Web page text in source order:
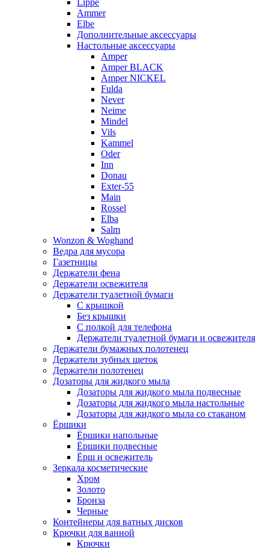
Lippe
Ammer
Elbe
Дополнительные аксессуары
Настольные аксессуары
Amper
Amper BLACK
Amper NICKEL
Fulda
Never
Neime
Mindel
Vils
Kammel
Oder
Inn
Donau
Exter-55
Main
Rossel
Elba
Salm
Wonzon & Woghand
Ведра для мусора
Газетницы
Держатели фена
Держатели освежителя
Держатели туалетной бумаги
С крышкой
Без крышки
С полкой для телефона
Держатели туалетной бумаги и освежителя
Держатели бумажных полотенец
Держатели зубных щеток
Держатели полотенец
Дозаторы для жидкого мыла
Дозаторы для жидкого мыла подвесные
Дозаторы для жидкого мыла настольные
Дозаторы для жидкого мыла со стаканом
Ёршики
Ёршики напольные
Ёршики подвесные
Ёрш и освежитель
Зеркала косметические
Хром
Золото
Бронза
Черные
Контейнеры для ватных дисков
Крючки для ванной
Крючки